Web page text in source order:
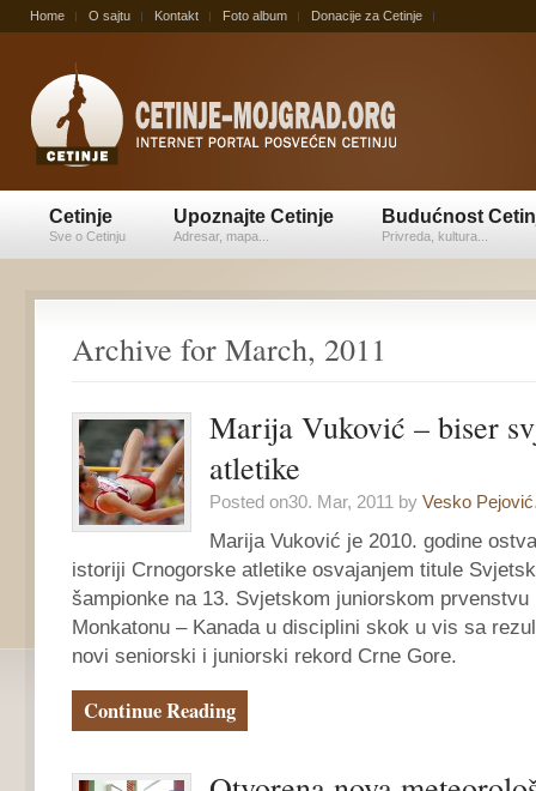
Home O sajtu Kontakt Foto album Donacije za Cetinje
Cetinje
Sve o Cetinju
Upoznajte Cetinje
Adresar, mapa...
Budućnost
Privreda, kultura...
Archive for March, 2011
Marija Vuković – biser
atletike
Posted on30. Mar, 2011 by Vesko Pejović
Marija Vuković je 2010. godine
istoriji Crnogorske atletike osvajanjem titule
šampionke na 13. Svjetskom juniorskom prvenstvu
Monkatonu – Kanada u disciplini skok u vis sa
novi seniorski i juniorski rekord Crne Gore.
Continue Reading